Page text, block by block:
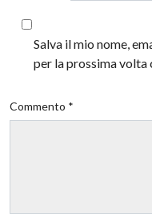
Salva il mio nome,
per la prossima volta
Commento *